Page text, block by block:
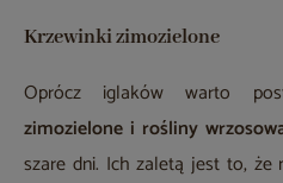
Krzewinki zimozielone
Oprócz iglaków warto
zimozielone i rośliny
szare dni. Ich zaletą jest to, że